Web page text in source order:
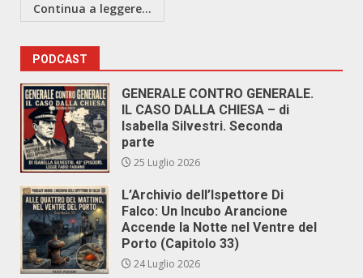
Continua a leggere...
PODCAST
GENERALE CONTRO GENERALE.
IL CASO DALLA CHIESA – di
Isabella Silvestri. Seconda
parte
25 Luglio 2026
L’Archivio dell’Ispettore Di
Falco: Un Incubo Arancione
Accende la Notte nel Ventre del
Porto (Capitolo 33)
24 Luglio 2026